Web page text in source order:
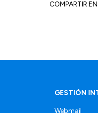
COMPARTIR EN:
GESTIÓN
Webmail